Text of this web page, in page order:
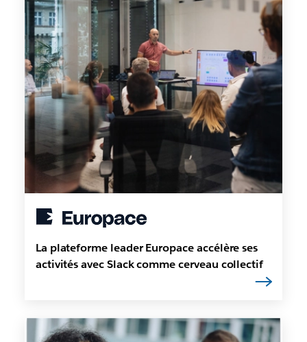
La plateforme leader Europace accélère ses
activités avec Slack comme cerveau collectif